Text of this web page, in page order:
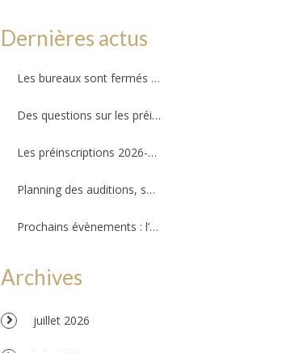
Dernières actus
Les bureaux sont fermés – Ils ouvriront au public le mercredi 26 août 2026 !
Des questions sur les préinscriptions ?
Les préinscriptions 2026-2027 ré-ouvriront le 20 août. Il reste quelques places !
Planning des auditions, séances d’essais et permanences professeurs
Prochains évènements : l’Amzov participe à la fête de la musique !!!
Archives
juillet 2026